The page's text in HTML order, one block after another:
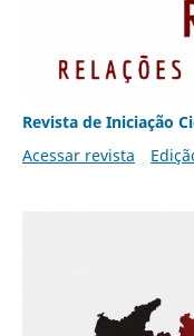
Revista de Iniciação
Acessar revista